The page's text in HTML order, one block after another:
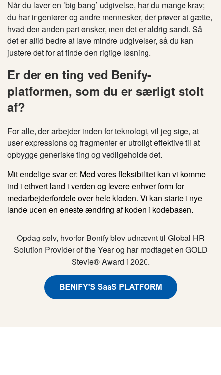
Når du laver en ’big bang’ udgivelse, har du mange krav;
du har ingeniører og andre mennesker, der prøver at gætte,
hvad den anden part ønsker, men det er aldrig sandt. Så
det er altid bedre at lave mindre udgivelser, så du kan
justere det for at finde den rigtige løsning.
Er der en ting ved Benify-
platformen, som du er særligt stolt
af?
For alle, der arbejder inden for teknologi, vil jeg sige, at
user expressions og fragmenter er utroligt effektive til at
opbygge generiske ting og vedligeholde det.
Mit endelige svar er: Med vores fleksibilitet kan vi komme
ind i ethvert land i verden og levere enhver form for
medarbejderfordele over hele kloden. Vi kan starte i nye
lande uden en eneste ændring af koden i kodebasen.
Opdag selv, hvorfor Benify blev udnævnt til Global HR
Solution Provider of the Year og har modtaget en GOLD
Stevie® Award i 2020.